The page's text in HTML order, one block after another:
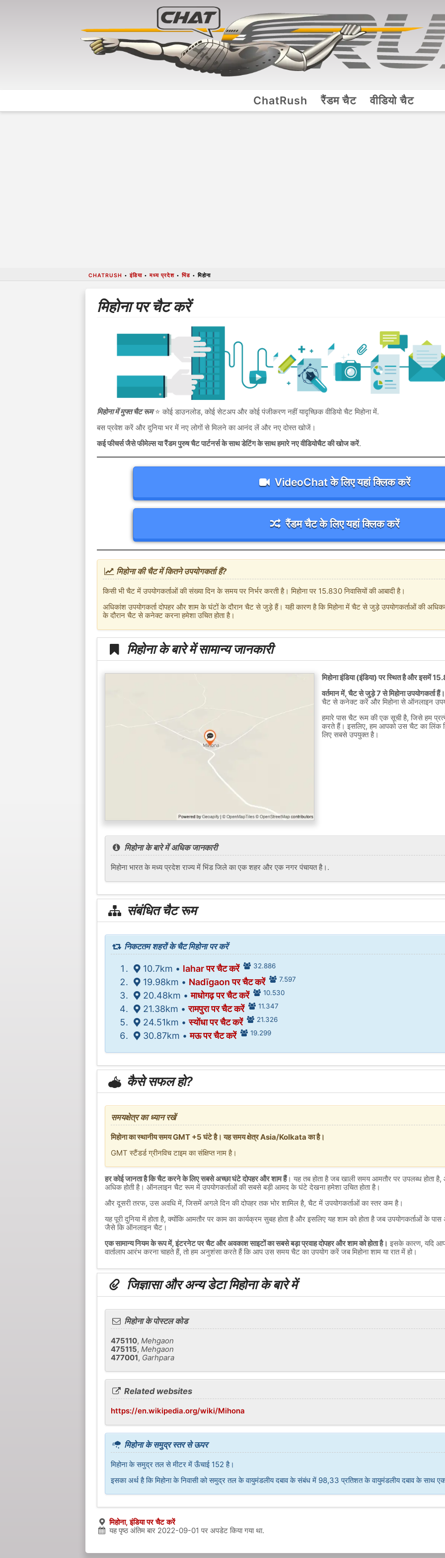
ChatRush रैंडम चैट वीडियो चैट
CHATRUSH •इंडिया•मध्य प्रदेश•भिंड•मिहोना
मिहोना पर चैट करें
मिहोना में मुफ्त चैट रूम⭐ कोई डाउनलोड, कोई सेटअप और कोई पंजीकरण नहीं यादृच्छिक वीडियो चैट मिहोना में.
बस प्रवेश करें और दुनिया भर में नए लोगों से मिलने का आनंद लें और नए दोस्त खोजें।
कई फीचर्स जैसे फीमेल्स या रैंडम पुरुष चैट पार्टनर्स के साथ डेटिंग के साथ हमारे नए वीडियोचैट की खोज करें.
VideoChat के लिए यहां क्लिक करें
रैंडम चैट के लिए यहां क्लिक करें
मिहोना की चैट में कितने उपयोगकर्ता हैं?
किसी भी चैट में उपयोगकर्ताओं की संख्या दिन के समय पर निर्भर करती है। मिहोना पर 15.830 निवासियों की आबादी है।
अधिकांश उपयोगकर्ता दोपहर और शाम के घंटों के दौरान चैट से जुड़े हैं। यही कारण है कि मिहोना में चैट से जुड़े उपयोगकर्ताओं की
के दौरान चैट से कनेक्ट करना हमेशा उचित होता है।
मिहोना के बारे में सामान्य जानकारी
मिहोना इंडिया (इंडिया) पर स्थित है और इसमें
वर्तमान में, चैट से जुड़े 7 से मिहोना उपयोगकर्ता हैं।
चैट से कनेक्ट करें और मिहोना से ऑनलाइन
हमारे पास चैट रूम की एक सूची है, जिसे हम
करते हैं। इसलिए, हम आपको उस चैट का लिंक
लिए सबसे उपयुक्त है।
मिहोना के बारे में अधिक जानकारी
मिहोना भारत के मध्य प्रदेश राज्य में भिंड जिले का एक शहर और एक नगर पंचायत है।.
संबंधित चैट रूम
निकटतम शहरों के चैट मिहोना पर करें
10.7km • lahar पर चैट करें 32.886
19.98km • Nadīgaon पर चैट करें 7.597
20.48km •माधोगढ़ पर चैट करें 10.530
21.38km •रामपुरा पर चैट करें 11.347
24.51km •स्योंधा पर चैट करें 21.326
30.87km •मऊ पर चैट करें 19.299
कैसे सफल हो?
समयक्षेत्र का ध्यान रखें
मिहोना का स्थानीय समय GMT +5 घंटे है। यह समय क्षेत्र Asia/Kolkata का है।
GMT स्टैंडर्ड ग्रीनविच टाइम का संक्षिप्त नाम है।
हर कोई जानता है कि चैट करने के लिए सबसे अच्छा घंटे दोपहर और शाम हैं। यह तब होता है जब खाली समय आमतौर पर उपलब्ध होता
अधिक होती है। ऑनलाइन चैट रूम में उपयोगकर्ताओं की सबसे बड़ी आमद के घंटे देखना हमेशा उचित होता है।
और दूसरी तरफ, उस अवधि में, जिसमें अगले दिन की दोपहर तक भोर शामिल है, चैट में उपयोगकर्ताओं का स्तर कम है।
यह पूरी दुनिया में होता है, क्योंकि आमतौर पर काम का कार्यक्रम सुबह होता है और इसलिए यह शाम को होता है जब उपयोगकर्ताओं के
जैसे कि ऑनलाइन चैट।
एक सामान्य नियम के रूप में, इंटरनेट पर चैट और अवकाश साइटों का सबसे बड़ा प्रवाह दोपहर और शाम को होता है। इसके कारण, यदि
वार्तालाप आरंभ करना चाहते हैं, तो हम अनुशंसा करते हैं कि आप उस समय चैट का उपयोग करें जब मिहोना शाम या रात में हो।
जिज्ञासा और अन्य डेटा मिहोना के बारे में
मिहोना के पोस्टल कोड
475110, Mehgaon
475115, Mehgaon
477001, Garhpara
Related websites
https://en.wikipedia.org/wiki/Mihona
मिहोना के समुद्र स्तर से ऊपर
मिहोना के समुद्र तल से मीटर में ऊँचाई 152 है।
इसका अर्थ है कि मिहोना के निवासी को समुद्र तल के वायुमंडलीय दबाव के संबंध में 98,33 प्रतिशत के वायुमंडलीय दबाव के साथ
मिहोना, इंडिया पर चैट करें
यह पृष्ठ अंतिम बार 2022-09-01 पर अपडेट किया गया था.